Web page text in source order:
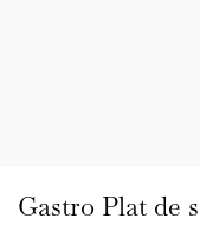
Gastro Plat de